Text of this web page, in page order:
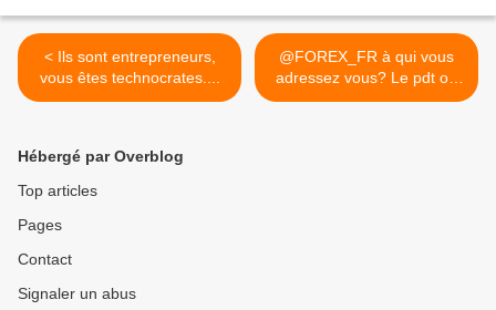
< Ils sont entrepreneurs,
vous êtes technocrates....
@FOREX_FR à qui vous
adressez vous? Le pdt ou
l... >
Hébergé par Overblog
Top articles
Pages
Contact
Signaler un abus